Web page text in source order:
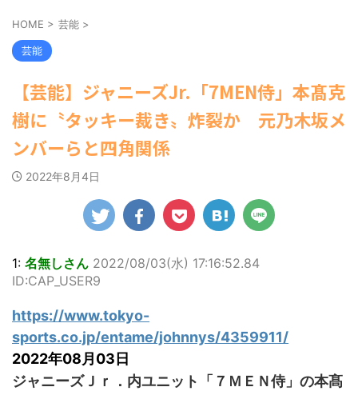
【悲報】乃木中３０ｔｈヒット祈
願が死ぬほど / 気になるニュースまと
めアンテナ
【モバマスSS】志希「苺の美味し
になるニュースまとめアンテナ
(8/29
00:00)
【速報】スプラトゥーン公式、謝
罪 / 気になるニュースまとめアンテナ
Powered by livedoor 相互
RSS
1ドル157円台 しかし戻しも... / にゅー
すなう！ まとめアンテナ
(7/30
22:16)
勇気を出して白人美女にチン凸し
ンだ」 熊本地震直後の日本の対... / に
ゅーすなう！ まとめアンテナ
21:56)
RSS
田中美久
月8日、自
を更
になった
を披露し
「素敵
」 田中さ
共に、自
っぽい表
る姿で
わになっ
など、美
ィがとて
ーです
目はモノ
ット ...
NMB48の本郷柚巴
イト『ヤングアニ
マルWeb』のグラ
ビアに初登場し
ボディを武器に、
中の本郷。 今回、
トが掲載されてお
り、ボディライン
クシーニット姿の
カットから、笑顔
キュートなビキ
を引くランジェリ
ー姿のカットなど
盛りだくさんの内
容となっている。
http://www.rbbto
「OS☆K」の南み
ゆかさんが、6月
20日発売のマンガ
誌「週刊ヤングマ
日生まれの16歳。
今年2月に同誌の表
も再登場した。
紹介され、水着姿
を披露した。 ...
ルミラ
部を売
て8キロ
HOME > 芸能 >
芸能
【芸能】ジャニーズJr.「7MEN侍」本髙克
樹に〝タッキー裁き〟炸裂か 元乃木坂メ
ンバーらと四角関係
2022年8月4日
1: 名無しさん 2022/08/03(水) 17:16:52.84
ID:CAP_USER9
https://www.tokyo-
sports.co.jp/entame/johnnys/4359911/
2022年08月03日
ジャニーズＪｒ．内ユニット「７ＭＥＮ侍」の本髙